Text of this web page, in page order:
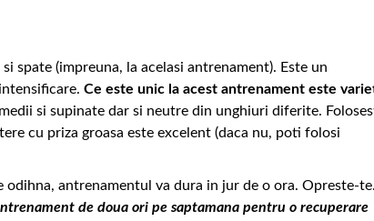
spate (impreuna, la acelasi antrenament). Este un
Ce este unic la acest antrenament este
si supinate dar si neutre din unghiuri diferite.
cu priza groasa este excelent (daca nu, poti folosi
odihna, antrenamentul va dura in jur de o ora. Opreste-
de doua ori pe saptamana pentru o recuperare